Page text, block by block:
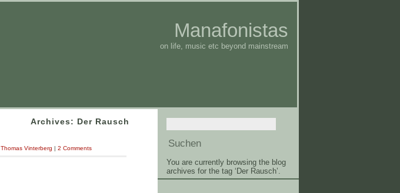
Manafonistas
on life, music etc beyond mainstream
You are currently browsing the blog
archives for the tag ‘Der Rausch’.
Archives: Der Rausch
Thomas Vinterberg | 2 Comments